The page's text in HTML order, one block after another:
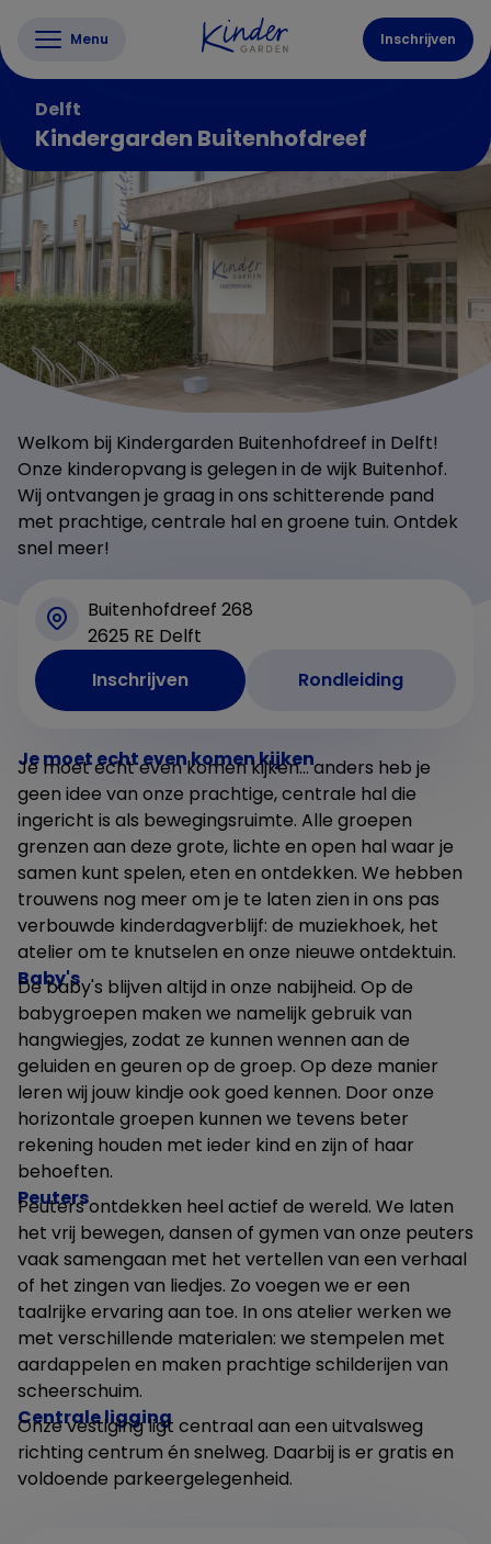
Menu Inschrijven
Delft
Kindergarden Buitenhofdreef
Welkom bij Kindergarden Buitenhofdreef in Delft!
Onze kinderopvang is gelegen in de wijk Buitenhof.
Wij ontvangen je graag in ons schitterende pand
met prachtige, centrale hal en groene tuin. Ontdek
snel meer!
Buitenhofdreef 268
2625 RE Delft
Inschrijven
Rondleiding
Je moet echt even komen kijken
Je moet echt even komen kijken… anders heb je
geen idee van onze prachtige, centrale hal die
ingericht is als bewegingsruimte. Alle groepen
grenzen aan deze grote, lichte en open hal waar je
samen kunt spelen, eten en ontdekken. We hebben
trouwens nog meer om je te laten zien in ons pas
verbouwde kinderdagverblijf: de muziekhoek, het
atelier om te knutselen en onze nieuwe ontdektuin.
Baby's
De baby's blijven altijd in onze nabijheid. Op de
babygroepen maken we namelijk gebruik van
hangwiegjes, zodat ze kunnen wennen aan de
geluiden en geuren op de groep. Op deze manier
leren wij jouw kindje ook goed kennen. Door onze
horizontale groepen kunnen we tevens beter
rekening houden met ieder kind en zijn of haar
behoeften.
Peuters
Peuters ontdekken heel actief de wereld. We laten
het vrij bewegen, dansen of gymen van onze peuters
vaak samengaan met het vertellen van een verhaal
of het zingen van liedjes. Zo voegen we er een
taalrijke ervaring aan toe. In ons atelier werken we
met verschillende materialen: we stempelen met
aardappelen en maken prachtige schilderijen van
scheerschuim.
Centrale ligging
Onze vestiging ligt centraal aan een uitvalsweg
richting centrum én snelweg. Daarbij is er gratis en
voldoende parkeergelegenheid.